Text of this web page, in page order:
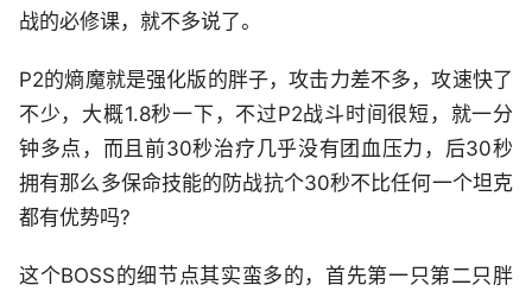
战的必修课，就不多说了。
P2的熵魔就是强化版的胖子，攻击力差不多，攻速快了
不少，大概1.8秒一下，不过P2战斗时间很短，就一分
钟多点，而且前30秒治疗几乎没有团血压力，后30秒
拥有那么多保命技能的防战抗个30秒不比任何一个坦克
都有优势吗?
这个BOSS的细节点其实蛮多的，首先第一只第二只胖